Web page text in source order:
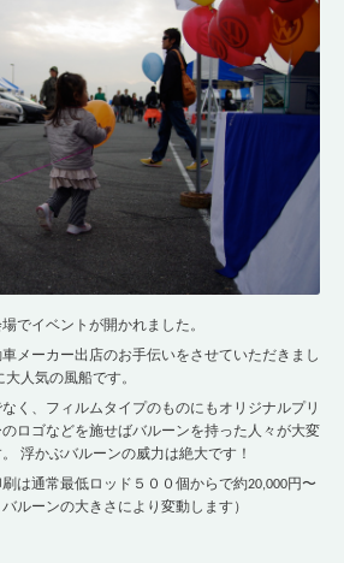
でイベントが開かれました。
メーカー出店のお手伝いをさせていただきまし
人気の風船です。
く、フィルムタイプのものにもオリジナルプリ
ロゴなどを施せばバルーンを持った人々が大変
浮かぶバルーンの威力は絶大です！
は通常最低ロッド５００個からで約20,000円〜
ルーンの大きさにより変動します）